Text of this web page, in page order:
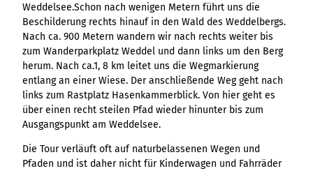
Weddelsee.Schon nach wenigen Metern führt uns die
Beschilderung rechts hinauf in den Wald des Weddelbergs.
Nach ca. 900 Metern wandern wir nach rechts weiter bis
zum Wanderparkplatz Weddel und dann links um den Berg
herum. Nach ca.1, 8 km leitet uns die Wegmarkierung
entlang an einer Wiese. Der anschließende Weg geht nach
links zum Rastplatz Hasenkammerblick. Von hier geht es
über einen recht steilen Pfad wieder hinunter bis zum
Ausgangspunkt am Weddelsee.
Die Tour verläuft oft auf naturbelassenen Wegen und
Pfaden und ist daher nicht für Kinderwagen und Fahrräder